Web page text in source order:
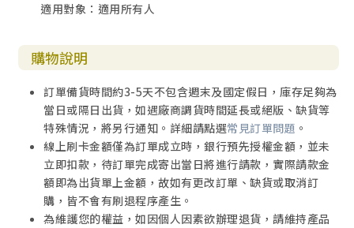
適用對象：適用所有人
購物說明
訂單備貨時間約3-5天不包含週末及國定假日，庫存足夠為
當日或隔日出貨，如遇廠商調貨時間延長或絕版、缺貨等
特殊情況，將另行通知。詳細請點選常見訂單問題 。
線上刷卡金額僅為訂單成立時，銀行預先授權金額，並未
立即扣款，待訂單完成寄出當日將進行請款，實際請款金
額即為出貨單上金額，故如有更改訂單、缺貨或取消訂
購，皆不會有刷退程序產生。
為維護您的權益，如因個人因素欲辦理退貨，請維持產品